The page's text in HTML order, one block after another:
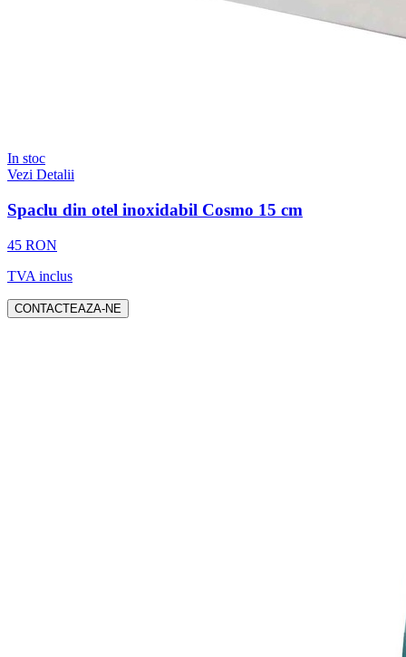
In stoc
Vezi Detalii
Spaclu din otel inoxidabil Cosmo 15 cm
45 RON
TVA inclus
CONTACTEAZA-NE